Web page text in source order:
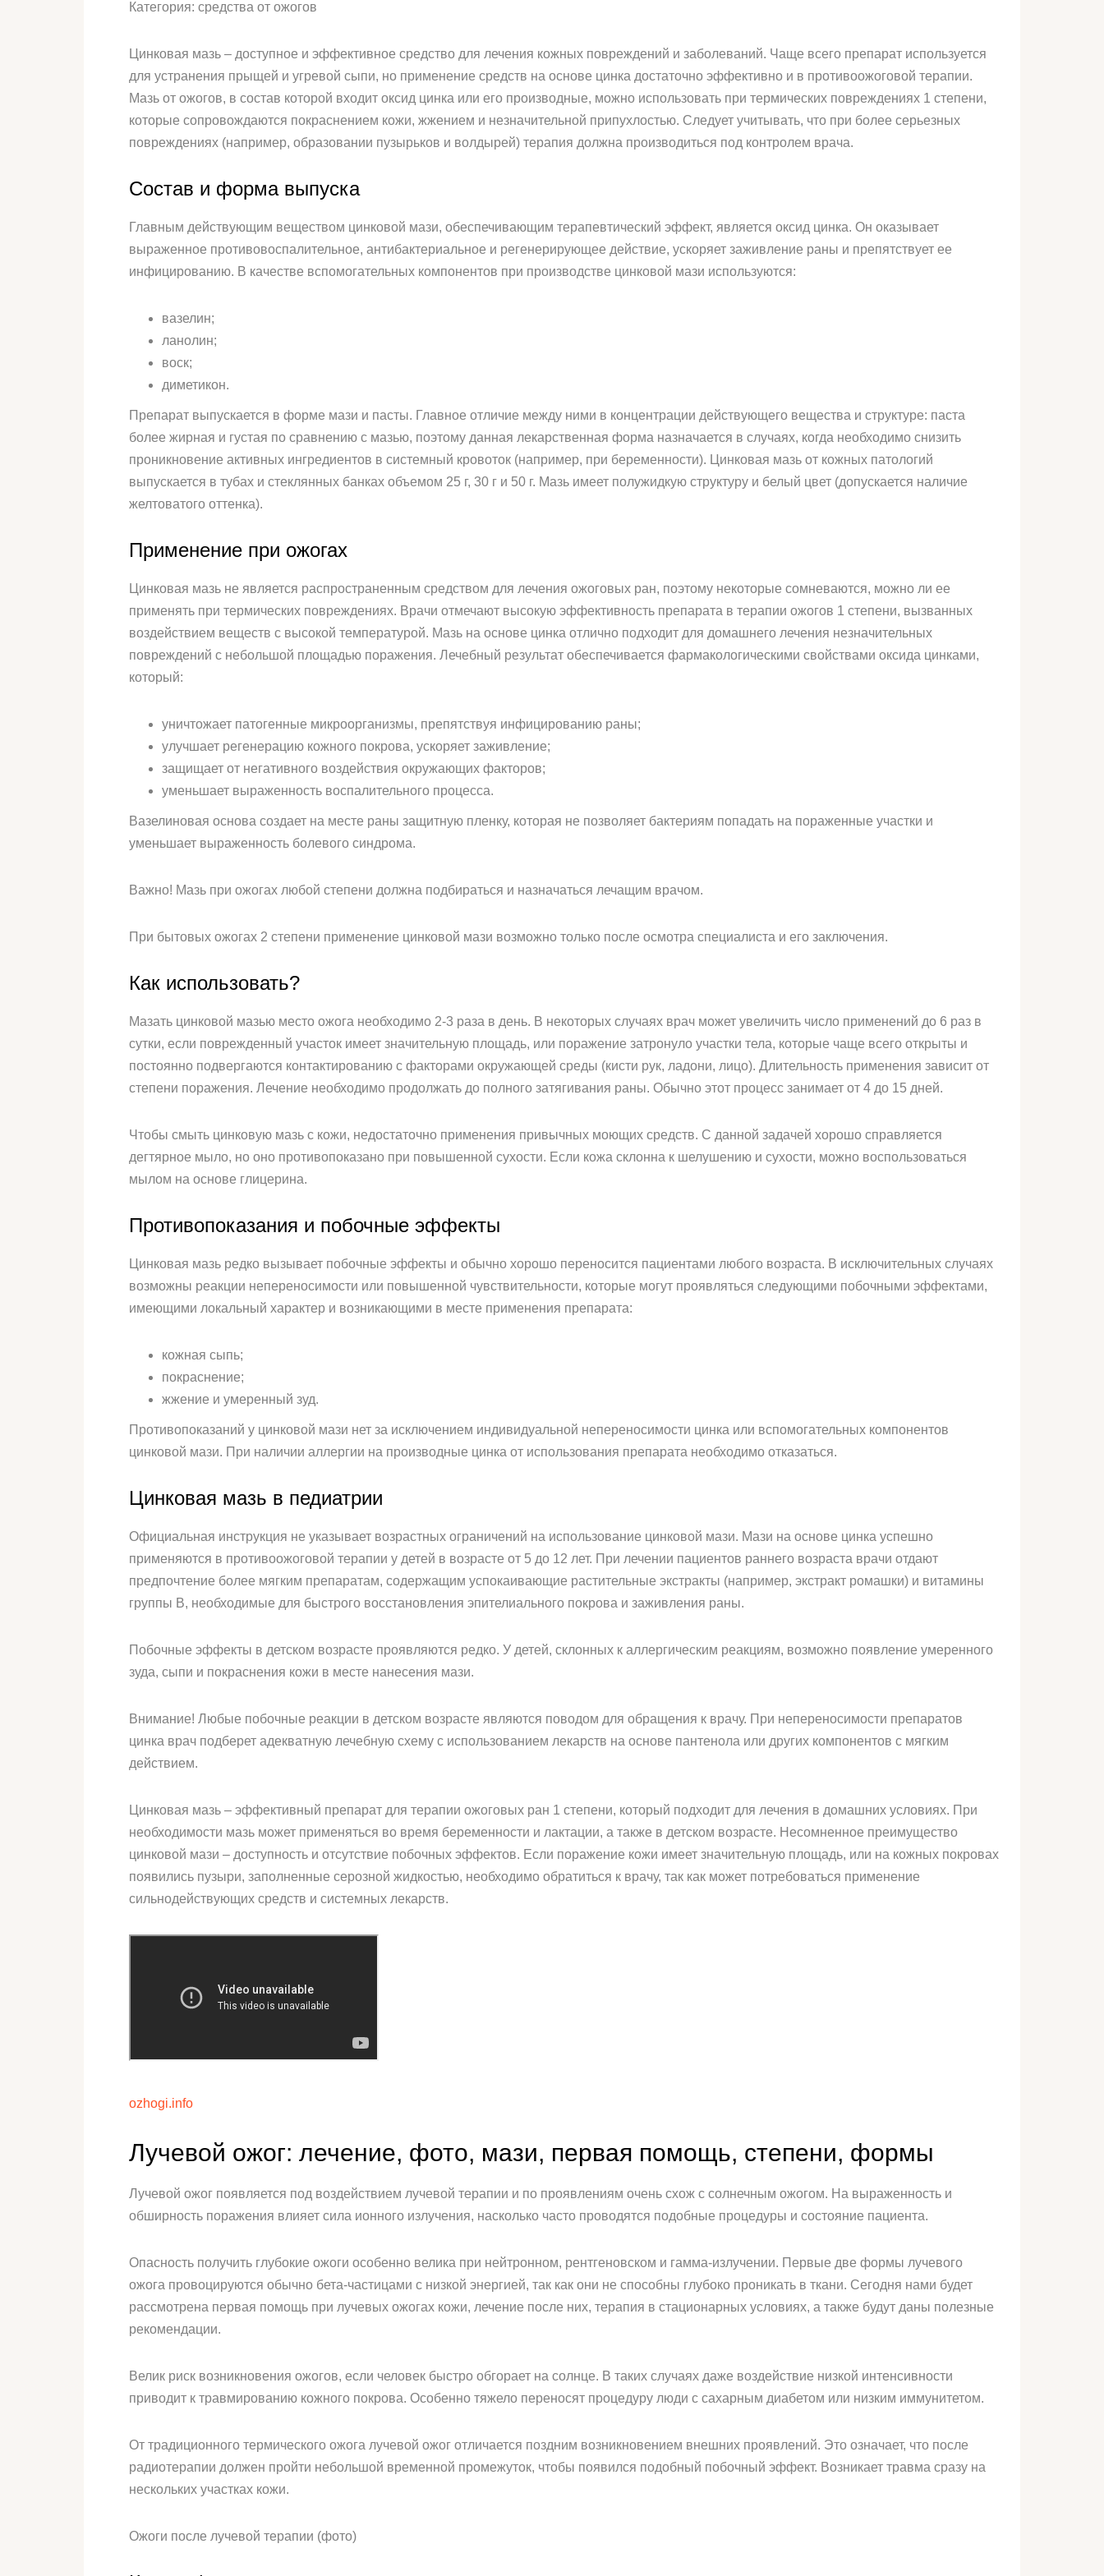
Категория: средства от ожогов
Цинковая мазь – доступное и эффективное средство для лечения кожных повреждений и заболеваний. Чаще всего препарат используется
для устранения прыщей и угревой сыпи, но применение средств на основе цинка достаточно эффективно и в противоожоговой терапии.
Мазь от ожогов, в состав которой входит оксид цинка или его производные, можно использовать при термических повреждениях 1 степени,
которые сопровождаются покраснением кожи, жжением и незначительной припухлостью. Следует учитывать, что при более серьезных
повреждениях (например, образовании пузырьков и волдырей) терапия должна производиться под контролем врача.
Состав и форма выпуска
Главным действующим веществом цинковой мази, обеспечивающим терапевтический эффект, является оксид цинка. Он оказывает
выраженное противовоспалительное, антибактериальное и регенерирующее действие, ускоряет заживление раны и препятствует ее
инфицированию. В качестве вспомогательных компонентов при производстве цинковой мази используются:
вазелин;
ланолин;
воск;
диметикон.
Препарат выпускается в форме мази и пасты. Главное отличие между ними в концентрации действующего вещества и структуре: паста
более жирная и густая по сравнению с мазью, поэтому данная лекарственная форма назначается в случаях, когда необходимо снизить
проникновение активных ингредиентов в системный кровоток (например, при беременности). Цинковая мазь от кожных патологий
выпускается в тубах и стеклянных банках объемом 25 г, 30 г и 50 г. Мазь имеет полужидкую структуру и белый цвет (допускается наличие
желтоватого оттенка).
Применение при ожогах
Цинковая мазь не является распространенным средством для лечения ожоговых ран, поэтому некоторые сомневаются, можно ли ее
применять при термических повреждениях. Врачи отмечают высокую эффективность препарата в терапии ожогов 1 степени, вызванных
воздействием веществ с высокой температурой. Мазь на основе цинка отлично подходит для домашнего лечения незначительных
повреждений с небольшой площадью поражения. Лечебный результат обеспечивается фармакологическими свойствами оксида цинками,
который:
уничтожает патогенные микроорганизмы, препятствуя инфицированию раны;
улучшает регенерацию кожного покрова, ускоряет заживление;
защищает от негативного воздействия окружающих факторов;
уменьшает выраженность воспалительного процесса.
Вазелиновая основа создает на месте раны защитную пленку, которая не позволяет бактериям попадать на пораженные участки и
уменьшает выраженность болевого синдрома.
Важно! Мазь при ожогах любой степени должна подбираться и назначаться лечащим врачом.
При бытовых ожогах 2 степени применение цинковой мази возможно только после осмотра специалиста и его заключения.
Как использовать?
Мазать цинковой мазью место ожога необходимо 2-3 раза в день. В некоторых случаях врач может увеличить число применений до 6 раз в
сутки, если поврежденный участок имеет значительную площадь, или поражение затронуло участки тела, которые чаще всего открыты и
постоянно подвергаются контактированию с факторами окружающей среды (кисти рук, ладони, лицо). Длительность применения зависит от
степени поражения. Лечение необходимо продолжать до полного затягивания раны. Обычно этот процесс занимает от 4 до 15 дней.
Чтобы смыть цинковую мазь с кожи, недостаточно применения привычных моющих средств. С данной задачей хорошо справляется
дегтярное мыло, но оно противопоказано при повышенной сухости. Если кожа склонна к шелушению и сухости, можно воспользоваться
мылом на основе глицерина.
Противопоказания и побочные эффекты
Цинковая мазь редко вызывает побочные эффекты и обычно хорошо переносится пациентами любого возраста. В исключительных случаях
возможны реакции непереносимости или повышенной чувствительности, которые могут проявляться следующими побочными эффектами,
имеющими локальный характер и возникающими в месте применения препарата:
кожная сыпь;
покраснение;
жжение и умеренный зуд.
Противопоказаний у цинковой мази нет за исключением индивидуальной непереносимости цинка или вспомогательных компонентов
цинковой мази. При наличии аллергии на производные цинка от использования препарата необходимо отказаться.
Цинковая мазь в педиатрии
Официальная инструкция не указывает возрастных ограничений на использование цинковой мази. Мази на основе цинка успешно
применяются в противоожоговой терапии у детей в возрасте от 5 до 12 лет. При лечении пациентов раннего возраста врачи отдают
предпочтение более мягким препаратам, содержащим успокаивающие растительные экстракты (например, экстракт ромашки) и витамины
группы B, необходимые для быстрого восстановления эпителиального покрова и заживления раны.
Побочные эффекты в детском возрасте проявляются редко. У детей, склонных к аллергическим реакциям, возможно появление умеренного
зуда, сыпи и покраснения кожи в месте нанесения мази.
Внимание! Любые побочные реакции в детском возрасте являются поводом для обращения к врачу. При непереносимости препаратов
цинка врач подберет адекватную лечебную схему с использованием лекарств на основе пантенола или других компонентов с мягким
действием.
Цинковая мазь – эффективный препарат для терапии ожоговых ран 1 степени, который подходит для лечения в домашних условиях. При
необходимости мазь может применяться во время беременности и лактации, а также в детском возрасте. Несомненное преимущество
цинковой мази – доступность и отсутствие побочных эффектов. Если поражение кожи имеет значительную площадь, или на кожных покровах
появились пузыри, заполненные серозной жидкостью, необходимо обратиться к врачу, так как может потребоваться применение
сильнодействующих средств и системных лекарств.
ozhogi.info
Лучевой ожог: лечение, фото, мази, первая помощь, степени, формы
Лучевой ожог появляется под воздействием лучевой терапии и по проявлениям очень схож с солнечным ожогом. На выраженность и
обширность поражения влияет сила ионного излучения, насколько часто проводятся подобные процедуры и состояние пациента.
Опасность получить глубокие ожоги особенно велика при нейтронном, рентгеновском и гамма-излучении. Первые две формы лучевого
ожога провоцируются обычно бета-частицами с низкой энергией, так как они не способны глубоко проникать в ткани. Сегодня нами будет
рассмотрена первая помощь при лучевых ожогах кожи, лечение после них, терапия в стационарных условиях, а также будут даны полезные
рекомендации.
Велик риск возникновения ожогов, если человек быстро обгорает на солнце. В таких случаях даже воздействие низкой интенсивности
приводит к травмированию кожного покрова. Особенно тяжело переносят процедуру люди с сахарным диабетом или низким иммунитетом.
От традиционного термического ожога лучевой ожог отличается поздним возникновением внешних проявлений. Это означает, что после
радиотерапии должен пройти небольшой временной промежуток, чтобы появился подобный побочный эффект. Возникает травма сразу на
нескольких участках кожи.
Ожоги после лучевой терапии (фото)